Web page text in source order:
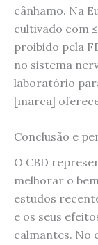
cânhamo. Na
cultivado com
proibido pela
no sistema
laboratório
[marca]
Conclusão e
O CBD
melhorar o
estudos
e os seus
calmantes. No